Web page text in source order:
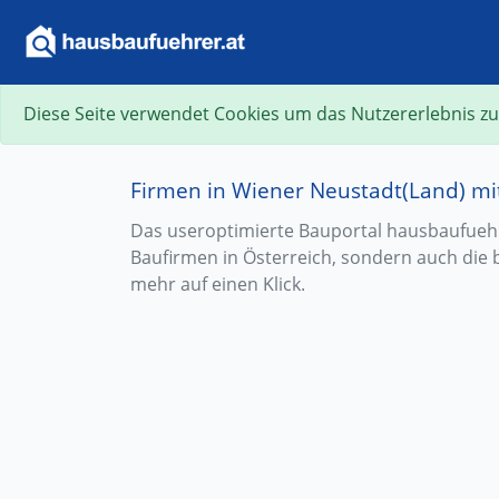
Firmen in Wiener Neustadt(Land)
Das useroptimierte Bauportal
Baufirmen in Österreich, sondern auch die
mehr auf einen Klick.
Diese Seite verwendet Cookies um das Nutzererlebnis